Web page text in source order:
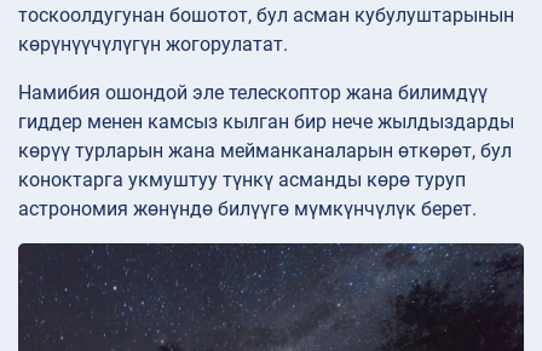
тоскоолдугунан бошотот, бул асман кубулуштарынын
көрүнүүчүлүгүн жогорулатат.
Намибия ошондой эле телескоптор жана билимдүү
гиддер менен камсыз кылган бир нече жылдыздарды
көрүү турларын жана мейманканаларын өткөрөт, бул
коноктарга укмуштуу түнкү асманды көрө туруп
астрономия жөнүндө билүүгө мүмкүнчүлүк берет.